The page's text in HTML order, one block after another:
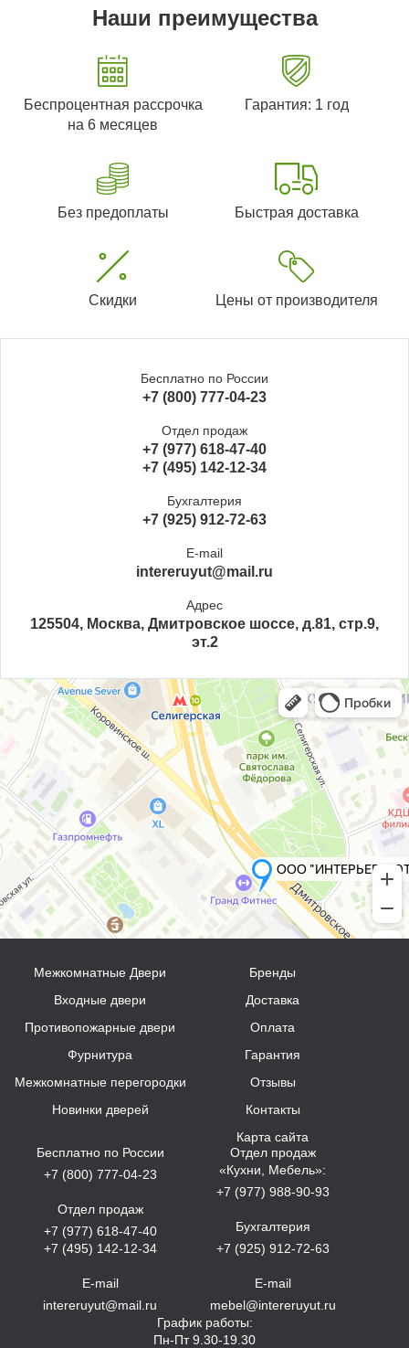
Наши преимущества
Беспроцентная рассрочка
на 6 месяцев
Гарантия: 1 год
Без предоплаты Быстрая доставка
Скидки Цены от производителя
Бесплатно по России
+7 (800) 777-04-23
Отдел продаж
+7 (977) 618-47-40
+7 (495) 142-12-34
Бухгалтерия
+7 (925) 912-72-63
E-mail
intereruyut@mail.ru
Адрес
125504, Москва, Дмитровское шоссе, д.81, стр.9,
эт.2
Межкомнатные Двери
Входные двери
Противопожарные двери
Фурнитура
Межкомнатные перегородки
Новинки дверей
Бренды
Доставка
Оплата
Гарантия
Отзывы
Контакты
Карта сайта
Бесплатно по России
+7 (800) 777-04-23
Отдел продаж
+7 (977) 618-47-40
+7 (495) 142-12-34
E-mail
intereruyut@mail.ru
Отдел продаж
«Кухни, Мебель»:
+7 (977) 988-90-93
Бухгалтерия
+7 (925) 912-72-63
E-mail
mebel@intereruyut.ru
График работы:
Пн-Пт 9.30-19.30